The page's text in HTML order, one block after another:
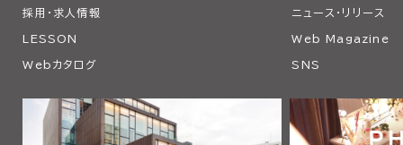
採用・求人情報 ニュース・リリース
LESSON Web Magazine
Webカタログ SNS